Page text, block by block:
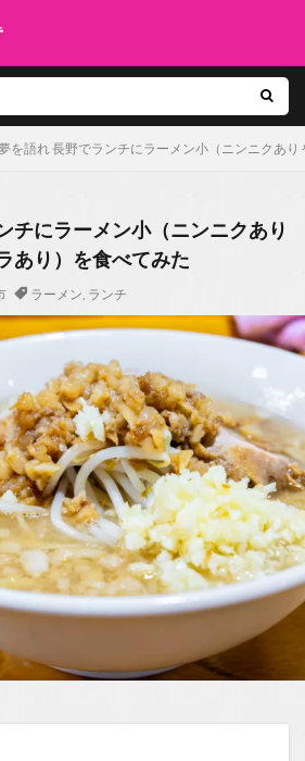
を語れ 長野でランチにラーメン小（ニンニクあ
チにラーメン小（ニンニクあり
あり）を食べてみた
ラーメン, ランチ